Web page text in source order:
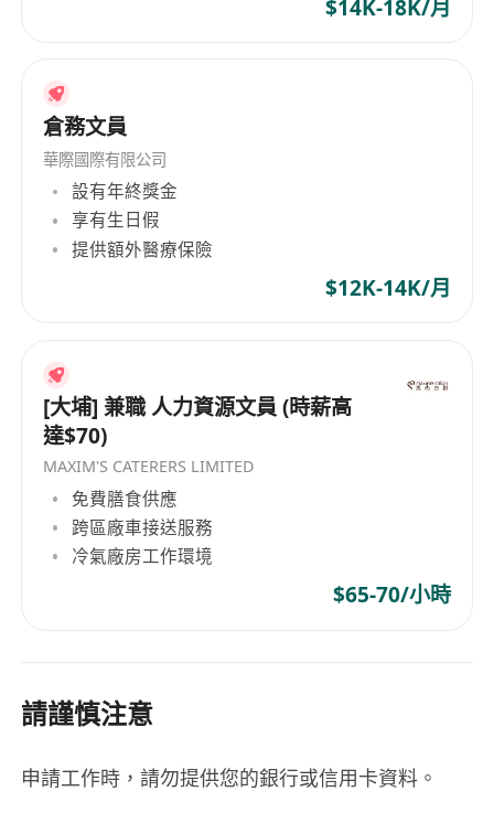
$14K-18K/月
倉務文員
華際國際有限公司
設有年終獎金
享有生日假
提供額外醫療保險
$12K-14K/月
[大埔] 兼職 人力資源文員 (時薪高
達$70)
MAXIM'S CATERERS LIMITED
免費膳食供應
跨區廠車接送服務
冷氣廠房工作環境
$65-70/小時
請謹慎注意
申請工作時，請勿提供您的銀行或信用卡資料。